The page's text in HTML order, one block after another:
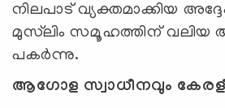
നിലപാട് വ്യക്തമാക്കിയ
മുസ്‌ലിം സമൂഹത്തിന് വലിയ
പകർന്നു.
ആഗോള സ്വാധീനവും